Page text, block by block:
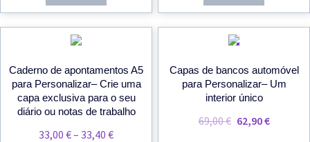
Caderno de apontamentos A5
para Personalizar– Crie uma
capa exclusiva para o seu
diário ou notas de trabalho
33,00 €– 33,40 €Price
Capas de bancos automóvel
para Personalizar– Um
interior único
69,00€ O62,90€O